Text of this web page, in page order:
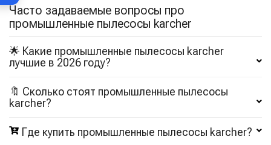
Часто задаваемые вопросы про
промышленные пылесосы karcher
🌟 Какие промышленные пылесосы karcher
лучшие в 2026 году?
🔖 Сколько стоят промышленные пылесосы
karcher?
Где купить промышленные пылесосы karcher?